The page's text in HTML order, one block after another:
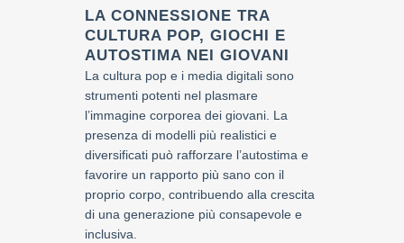
LA CONNESSIONE TRA
CULTURA POP, GIOCHI E
AUTOSTIMA NEI GIOVANI
La cultura pop e i media digitali sono
strumenti potenti nel plasmare
l’immagine corporea dei giovani. La
presenza di modelli più realistici e
diversificati può rafforzare l’autostima e
favorire un rapporto più sano con il
proprio corpo, contribuendo alla crescita
di una generazione più consapevole e
inclusiva.